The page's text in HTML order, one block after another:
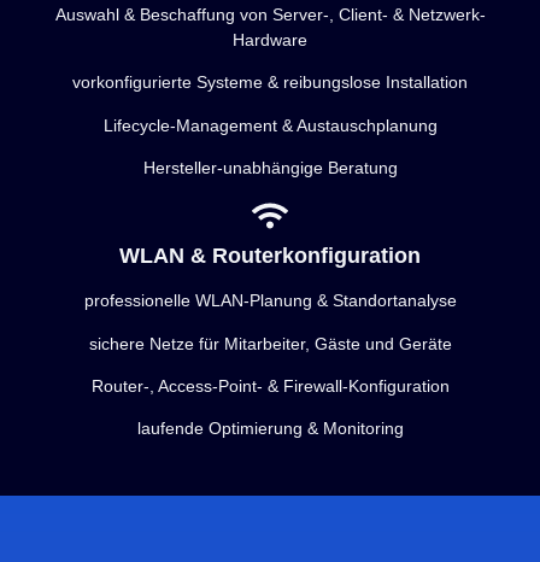
Auswahl & Beschaffung von Server-, Client- & Netzwerk-
Hardware
vorkonfigurierte Systeme & reibungslose Installation
Lifecycle-Management & Austauschplanung
Hersteller-unabhängige Beratung
WLAN & Routerkonfiguration
professionelle WLAN-Planung & Standortanalyse
sichere Netze für Mitarbeiter, Gäste und Geräte
Router-, Access-Point- & Firewall-Konfiguration
laufende Optimierung & Monitoring